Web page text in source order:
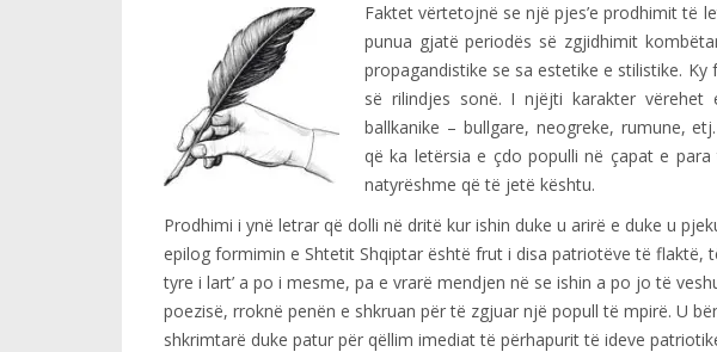
Faktet vërtetojnë se një pjes’e prodhimit të
punua gjatë periodës së zgjidhimit
propagandistike se sa estetike e stilistike.
së rilindjes sonë. I njëjti karakter vërehet
ballkanike – bullgare, neogreke, rumune,
që ka letërsia e çdo populli në çapat e
natyrëshme që të jetë kështu.
Prodhimi i ynë letrar që dolli në dritë kur ishin duke u arirë e duke u
epilog formimin e Shtetit Shqiptar është frut i disa patriotëve të flaktë,
tyre i lart’ a po i mesme, pa e vrarë mendjen në se ishin a po jo të
poezisë, rroknë penën e shkruan për të zgjuar një popull të mpirë. U
shkrimtarë duke patur për qëllim imediat të përhapurit të ideve